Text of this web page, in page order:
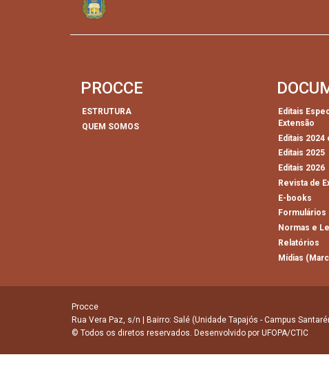
PROCCE
ESTRUTURA
QUEM SOMOS
Editais
Extensão
Editais
Editais 2025
Editais 2026
Revista de
E-books
Formulários
Normas e
Relatórios
Mídias
Procce
Rua Vera Paz, s/n | Bairro: Salé (Unidade Tapajós - Campus
© Todos os diretos reservados. Desenvolvido por UFOPA/CTIC